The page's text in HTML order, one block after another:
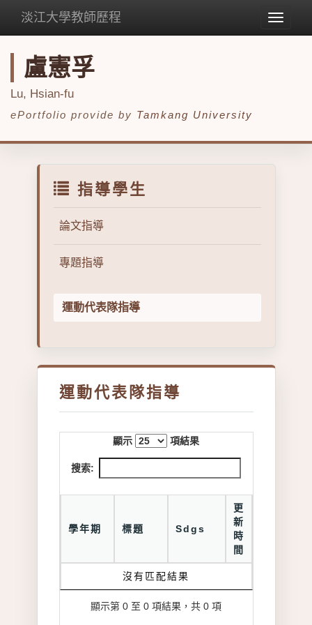
Toggle
淡江大學教師歷程
盧憲孚
Lu, Hsian-fu
ePortfolio provide by Tamkang University
指導學生
論文指導
專題指導
運動代表隊指導
運動代表隊指導
顯示 項結果
搜索:
學年期 標題 Sdgs
更
新
時
間
沒有匹配結果
顯示第 0 至 0 項結果，共 0 項